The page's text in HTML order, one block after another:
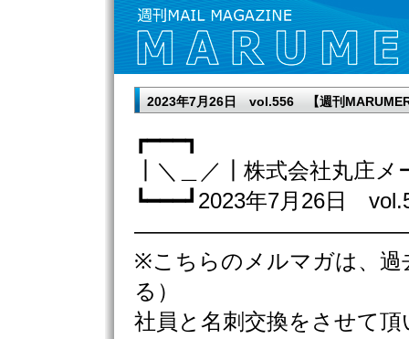
2023年7月26日 vol.556 【週刊
┏━━━┓
┃＼＿／┃株式会社丸庄メ
┗━━━┛2023年7月26日
※こちらのメルマガは、過
る）
社員と名刺交換をさせて